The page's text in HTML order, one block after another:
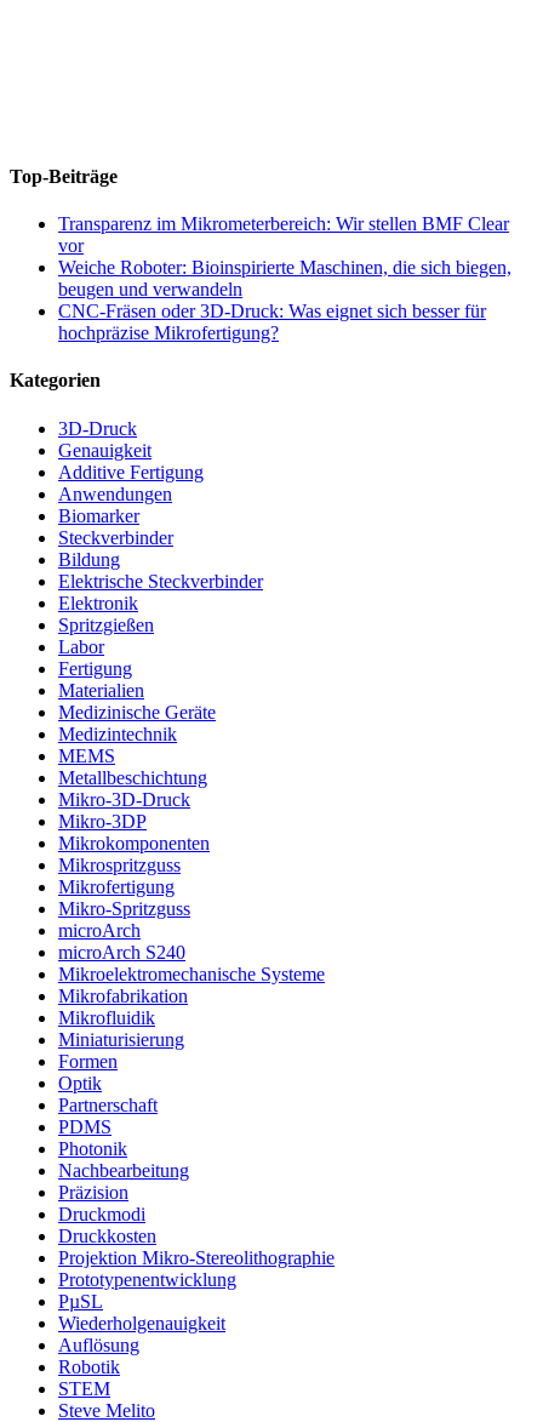
Top-Beiträge
Transparenz im Mikrometerbereich: Wir stellen BMF Clear
vor
Weiche Roboter: Bioinspirierte Maschinen, die sich biegen,
beugen und verwandeln
CNC-Fräsen oder 3D-Druck: Was eignet sich besser für
hochpräzise Mikrofertigung?
Kategorien
3D-Druck
Genauigkeit
Additive Fertigung
Anwendungen
Biomarker
Steckverbinder
Bildung
Elektrische Steckverbinder
Elektronik
Spritzgießen
Labor
Fertigung
Materialien
Medizinische Geräte
Medizintechnik
MEMS
Metallbeschichtung
Mikro-3D-Druck
Mikro-3DP
Mikrokomponenten
Mikrospritzguss
Mikrofertigung
Mikro-Spritzguss
microArch
microArch S240
Mikroelektromechanische Systeme
Mikrofabrikation
Mikrofluidik
Miniaturisierung
Formen
Optik
Partnerschaft
PDMS
Photonik
Nachbearbeitung
Präzision
Druckmodi
Druckkosten
Projektion Mikro-Stereolithographie
Prototypenentwicklung
PµSL
Wiederholgenauigkeit
Auflösung
Robotik
STEM
Steve Melito